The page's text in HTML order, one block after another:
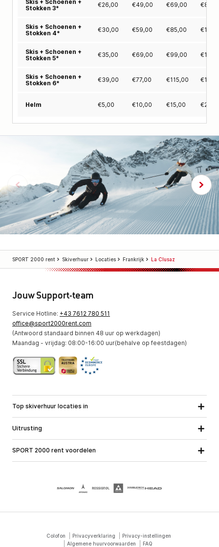
Skis + Schoenen +
Stokken 3*
€26,00 €49,00 €69,00 €
Skis + Schoenen +
Stokken 4*
€30,00 €59,00 €85,00 €
Skis + Schoenen +
Stokken 5*
€35,00 €69,00 €99,00 €
Skis + Schoenen +
Stokken 6*
€39,00 €77,00 €115,00 €
Helm €5,00 €10,00 €15,00 €
SPORT 2000 rent Skiverhuur Locaties Frankrijk La Clusaz
Jouw Support-team
Service Hotline: +43 7612 780 511
office@sport2000rent.com
(Antwoord standaard binnen 48 uur op werkdagen)
Maandag - vrijdag: 08:00-16:00 uur(behalve op feestdagen)
Top skiverhuur locaties in
Stiermarken
Vorarlberg
Uitrusting
SPORT 2000 rent voordelen
Colofon Privacyverklaring
Privacy-instellingen
Algemene huurvoorwaarden
FAQ